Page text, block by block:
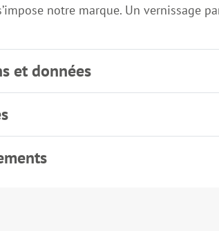
notre marque. Un vernissage
et données